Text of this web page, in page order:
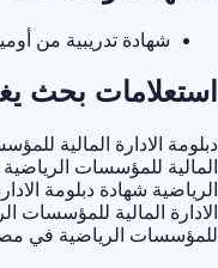
شهادة تدريبية من
استعلامات بحث
دبلومة الادارة المالية
المالية للمؤسسات الرياضية
الرياضية شهادة دبلومة
الادارة المالية للمؤسسات
للمؤسسات الرياضية في